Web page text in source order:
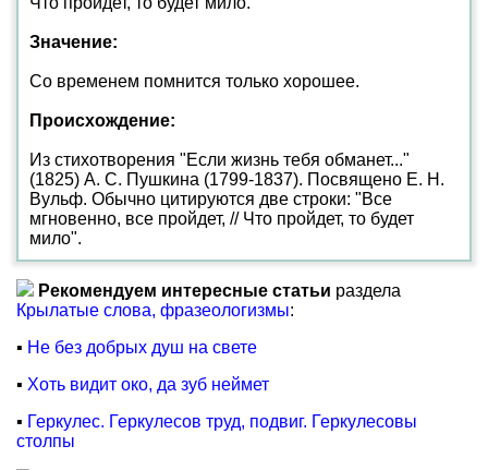
Значение:
Со временем помнится только хорошее.
Происхождение:
Из стихотворения "Если жизнь тебя обманет..."
(1825) А. С. Пушкина (1799-1837). Посвящено Е. Н.
Вульф. Обычно цитируются две строки: "Все
мгновенно, все пройдет, // Что пройдет, то будет
мило".
Рекомендуем интересные статьи раздела
Крылатые слова, фразеологизмы:
▪ Не без добрых душ на свете
▪ Хоть видит око, да зуб неймет
▪ Геркулес. Геркулесов труд, подвиг. Геркулесовы
столпы